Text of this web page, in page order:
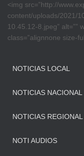
<img src=”http://
content/uploads/2021/
10.45.12-8.jpeg” alt=””
class=”alignnone size-
NOTICIAS LOCAL
NOTICIAS NACIONAL
NOTICIAS REGIONAL
NOTI AUDIOS